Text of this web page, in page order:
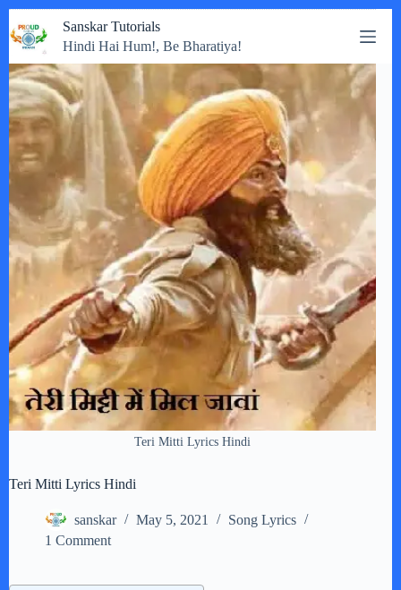
to
content
Sanskar Tutorials
Hindi Hai Hum!, Be Bharatiya!
Teri Mitti Lyrics Hindi
Teri Mitti Lyrics Hindi
sanskar May 5, 2021
Song Lyrics
1 Comment